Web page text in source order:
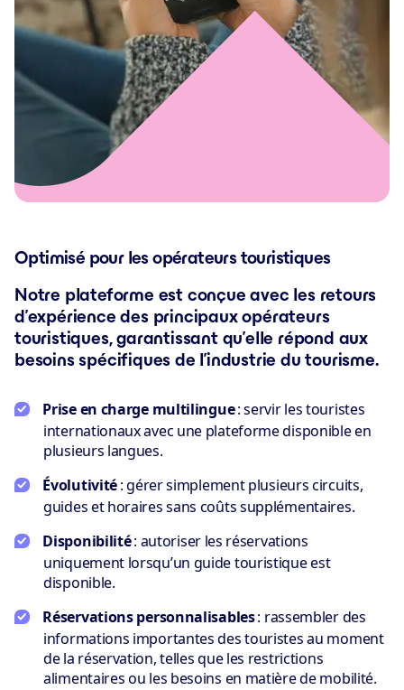
Optimisé pour les opérateurs touristiques
Notre plateforme est conçue avec les retours
d’expérience des principaux opérateurs
touristiques, garantissant qu’elle répond aux
besoins spécifiques de l’industrie du tourisme.
Prise en charge multilingue: servir les touristes
internationaux avec une plateforme disponible en
plusieurs langues.
Évolutivité: gérer simplement plusieurs circuits,
guides et horaires sans coûts supplémentaires.
Disponibilité: autoriser les réservations
uniquement lorsqu’un guide touristique est
disponible.
Réservations personnalisables: rassembler des
informations importantes des touristes au moment
de la réservation, telles que les restrictions
alimentaires ou les besoins en matière de mobilité.